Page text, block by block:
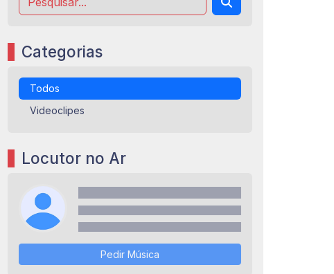
Categorias
Todos
Videoclipes
Locutor no Ar
Pedir Música